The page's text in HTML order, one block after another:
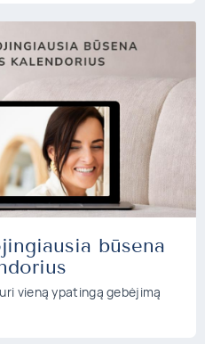
būsena
vieną ypatingą gebėjimą